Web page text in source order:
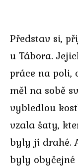
Představ si,
u Tábora.
práce na poli,
měl na sobě
vybledlou
vzala šaty,
byly jí drahé.
byly obyčejné